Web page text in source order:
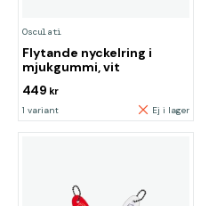
Osculati
Flytande nyckelring i
mjukgummi, vit
449 kr
1 variant Ej i lager